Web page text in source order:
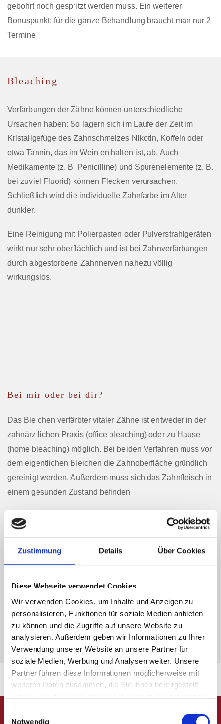
Zustimmung Details Über Cookies
Diese Webseite verwendet Cookies
Wir verwenden Cookies, um Inhalte und Anzeigen zu
personalisieren, Funktionen für soziale Medien anbieten
zu können und die Zugriffe auf unsere Website zu
analysieren. Außerdem geben wir Informationen zu Ihrer
Verwendung unserer Website an unsere Partner für
soziale Medien, Werbung und Analysen weiter. Unsere
Partner führen diese Informationen möglicherweise mit
weiteren Daten zusammen, die Sie ihnen bereitgestellt
haben oder die sie im Rahmen Ihrer Nutzung der Dienste
Notwendig
gebohrt noch gespritzt werden muss. Ein weiterer
Bonuspunkt: für die ganze Behandlung braucht man nur 2
Termine.
Bleaching
Verfärbungen der Zähne können unterschiedliche
Ursachen haben: So lagern sich im Laufe der Zeit im
Kristallgefüge des Zahnschmelzes Nikotin, Koffein oder
etwa Tannin, das im Wein enthalten ist, ab. Auch
Medikamente (z. B. Penicilline) und Spurenelemente (z. B.
bei zuviel Fluorid) können Flecken verursachen.
Schließlich wird die individuelle Zahnfarbe im Alter
dunkler.
Eine Reinigung mit Polierpasten oder Pulverstrahlgeräten
wirkt nur sehr oberflächlich und ist bei Zahnverfärbungen
durch abgestorbene Zahnnerven nahezu völlig
wirkungslos.
Bei mir oder bei dir?
Das Bleichen verfärbter vitaler Zähne ist entweder in der
zahnärztlichen Praxis (office bleaching) oder zu Hause
(home bleaching) möglich. Bei beiden Verfahren muss vor
dem eigentlichen Bleichen die Zahnoberfläche gründlich
gereinigt werden. Außerdem muss sich das Zahnfleisch in
einem gesunden Zustand befinden
Bio-Bleaching
Der Wunsch Zähne natürlich aufzuhellen führte uns zu
Mittel verwendet, sondern anhand von gebundenem
Umgebungssauerstoff mit einer speziellen Schiene
aufgehellt.
Einfach anrufen und sich informieren!
Besuchen Sie uns!